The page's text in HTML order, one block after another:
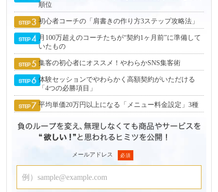
順位
初心者コーチの「肩書きの作り方3ステップ攻略法」
月100万超えのコーチたちが“契約1ヶ月前”に準備して
いたもの
集客の初心者にオススメ！やわらかSNS集客術
体験セッションでやわらかく高額契約がいただける
「4つの必勝項目」
平均単価20万円以上になる「メニュー料金設定」3種
メールアドレス